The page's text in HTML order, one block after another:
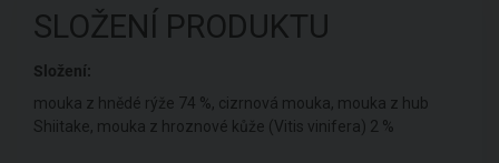
SLOŽENÍ PRODUKTU
Složení:
mouka z hnědé rýže 74 %, cizrnová mouka, mouka z hub
Shiitake, mouka z hroznové kůže (Vitis vinifera) 2 %